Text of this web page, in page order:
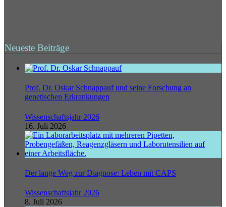
Neueste Beiträge
Prof. Dr. Oskar Schnappauf und seine Forschung an
genetischen Erkrankungen
Wissenschaftsjahr 2026
16. Juli 2026
Der lange Weg zur Diagnose: Leben mit CAPS
Wissenschaftsjahr 2026
8. Juli 2026